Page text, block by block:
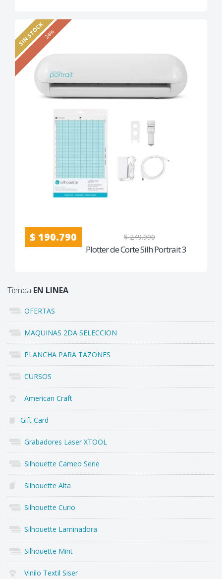
24%
SIN STOCK
$ 190.790 $ 249.990
Plotter de Corte Silh Portrait 3
Tienda EN LINEA
OFERTAS
MAQUINAS 2DA SELECCION
PLANCHA PARA TAZONES
CURSOS
American Craft
Gift Card
Grabadores Laser XTOOL
Silhouette Cameo Serie
Silhouette Alta
Silhouette Curio
Silhouette Laminadora
Silhouette Mint
Vinilo Textil Siser